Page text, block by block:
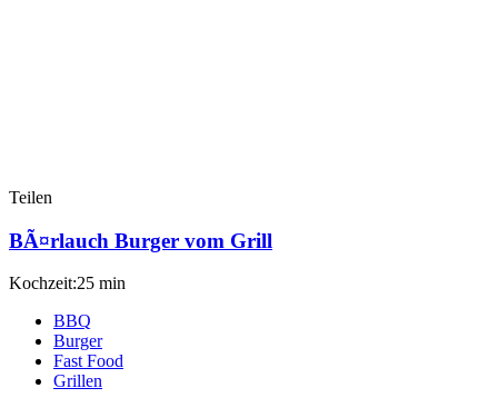
Teilen
BÃ¤rlauch Burger vom Grill
Kochzeit:25 min
BBQ
Burger
Fast Food
Grillen